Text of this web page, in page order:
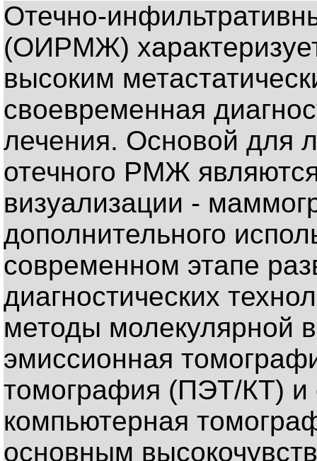
Отечно-
(ОИРМЖ)
высоким
своевременная
лечения. Основой для
отечного РМЖ
визуализации -
дополнительного
современном этапе
диагностических
методы молекулярной
эмиссионная
томография (ПЭТ/КТ) и
компьютерная
основным